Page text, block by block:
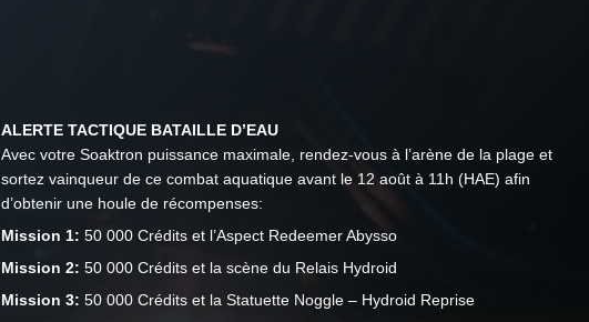
ALERTE TACTIQUE BATAILLE D’EAU
Avec votre Soaktron puissance maximale, rendez-vous à l’arène de la plage et
sortez vainqueur de ce combat aquatique avant le 12 août à 11h (HAE) afin
d’obtenir une houle de récompenses:
Mission 1: 50 000 Crédits et l’Aspect Redeemer Abysso
Mission 2: 50 000 Crédits et la scène du Relais Hydroid
Mission 3: 50 000 Crédits et la Statuette Noggle – Hydroid Reprise